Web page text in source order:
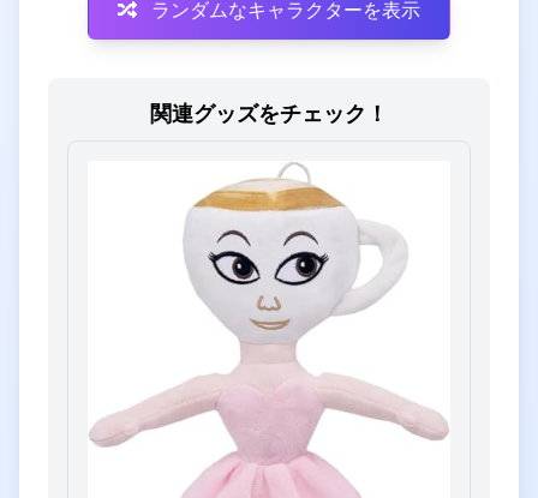
ランダムなキャラクターを表示
関連グッズをチェック！